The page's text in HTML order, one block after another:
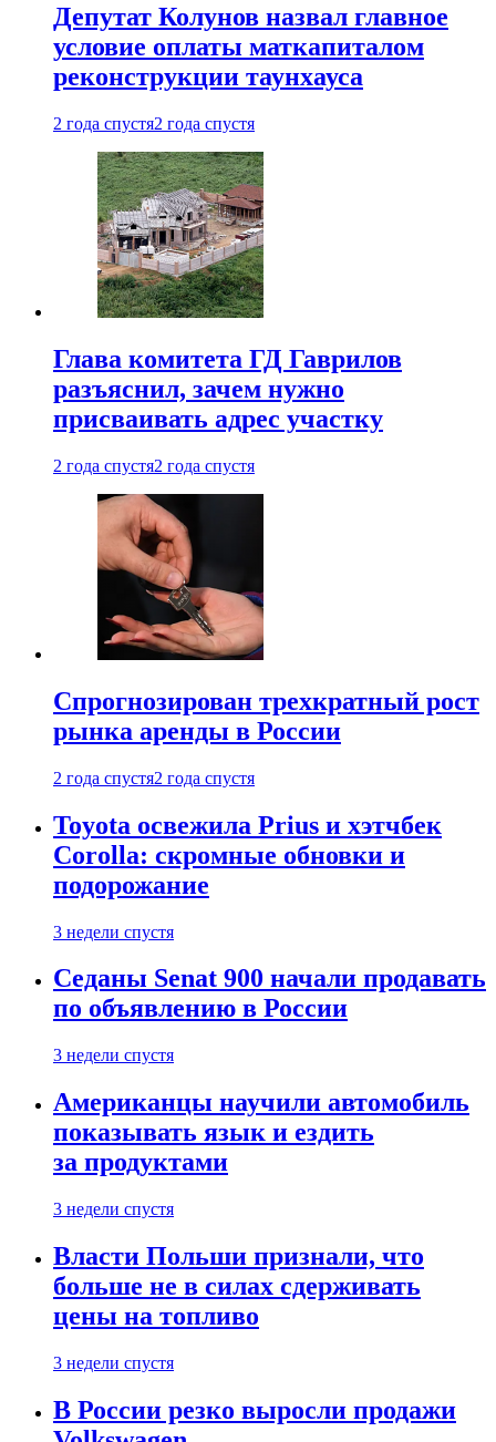
Депутат Колунов назвал главное
условие оплаты маткапиталом
реконструкции таунхауса
2 года спустя2 года спустя
Глава комитета ГД Гаврилов
разъяснил, зачем нужно
присваивать адрес участку
2 года спустя2 года спустя
Спрогнозирован трехкратный рост
рынка аренды в России
2 года спустя2 года спустя
Toyota освежила Prius и хэтчбек
Corolla: скромные обновки и
подорожание
3 недели спустя
Седаны Senat 900 начали продавать
по объявлению в России
3 недели спустя
Американцы научили автомобиль
показывать язык и ездить
за продуктами
3 недели спустя
Власти Польши признали, что
больше не в силах сдерживать
цены на топливо
3 недели спустя
В России резко выросли продажи